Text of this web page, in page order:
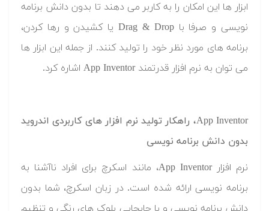
ابزار ها این امکان را به کاربر می دهند تا بدون دانش برنامه
نویسی و صرفا با Drag & Drop یا کشیدن و رها کردن،
برنامه های مورد نظر خود را تولید کنند. از جمله این ابزار ها
می توان به نرم افزار قدرتمند App Inventor اشاره کرد.
App Inventor، راهکار تولید نرم افزار های کاربردی اندروید
بدون دانش برنامه نویسی
نرم افزار App Inventor، مانند اسکرچ برای افراد ناآشنا به
برنامه نویسی ارائه شده است. در زبان اسکرچ، شما بدون